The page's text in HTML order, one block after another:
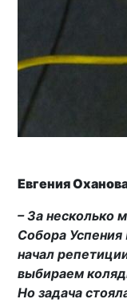
Евгения
– За несколько
Собора
начал
выбираем
Но задача